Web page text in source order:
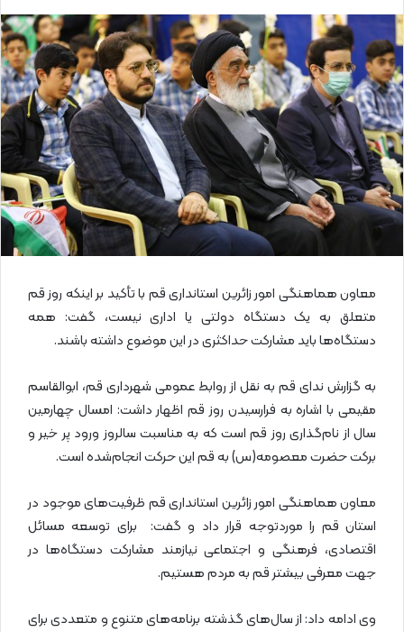
ا
ل
ا
ی
م
ل
معاون هماهنگی امور زائرین استانداری قم با تأکید بر اینکه روز قم
متعلق به یک دستگاه دولتی یا اداری نیست، گفت: همه
دستگاه‌ها باید مشارکت حداکثری در این موضوع داشته باشند.
به گزارش ندای قم به نقل از روابط عمومی شهرداری قم، ابوالقاسم
مقیمی با اشاره به فرارسیدن روز قم اظهار داشت: امسال چهارمین
سال از نام‌گذاری روز قم است که به مناسبت سالروز ورود پر خیر و
برکت حضرت معصومه(س) به قم این حرکت انجام‌شده است.
معاون هماهنگی امور زائرین استانداری قم ظرفیت‌های موجود در
استان قم را موردتوجه قرار داد و گفت: برای توسعه مسائل
اقتصادی، فرهنگی و اجتماعی نیازمند مشارکت دستگاه‌ها در
جهت معرفی بیشتر قم به مردم هستیم.
وی ادامه داد: از سال‌های گذشته برنامه‌های متنوع و متعددی برای